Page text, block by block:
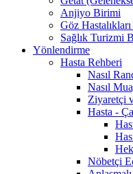
Anjiyo Birimi
Göz
Sağlık Turizmi
Yönlendirme
Hasta Rehberi
Nasıl
Nasıl
Ziyaretçi
Hasta -
Nöbetçi